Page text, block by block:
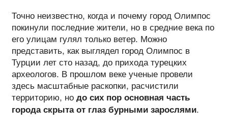
Точно неизвестно, когда и почему город Олимпос
покинули последние жители, но в средние века по
его улицам гулял только ветер. Можно
представить, как выглядел город Олимпос в
Турции лет сто назад, до прихода турецких
археологов. В прошлом веке ученые провели
здесь масштабные раскопки, расчистили
территорию, но до сих пор основная часть
города скрыта от глаз бурными зарослями.